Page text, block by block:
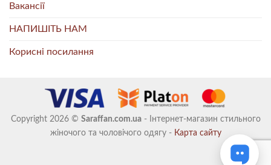
Вакансії
НАПИШІТЬ НАМ
Корисні посилання
Copyright 2026 © Saraffan.com.ua- Інтернет-магазин стильного
жіночого та чоловічого одягу - Карта сайту